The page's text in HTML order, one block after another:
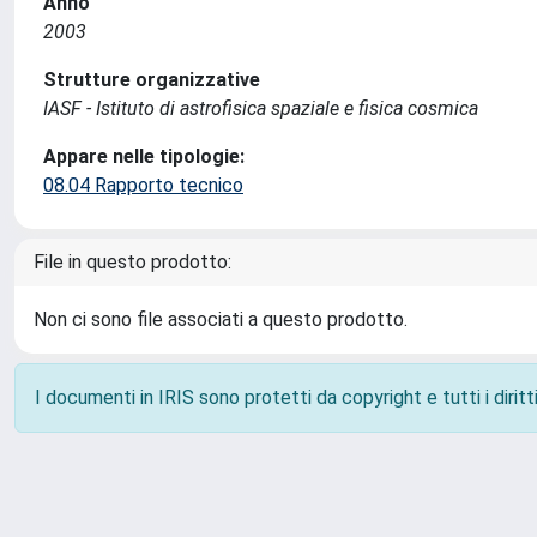
2003
Strutture organizzative
IASF - Istituto di astrofisica spaziale e fisica cosmica
Appare nelle tipologie:
08.04 Rapporto tecnico
File in questo prodotto:
Non ci sono file associati a questo prodotto.
I documenti in IRIS sono protetti da copyright e tutti i